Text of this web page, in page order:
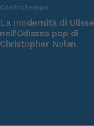
Controtempo
La modernità di Ulisse
nell'Odissea pop di
Christopher Nolan